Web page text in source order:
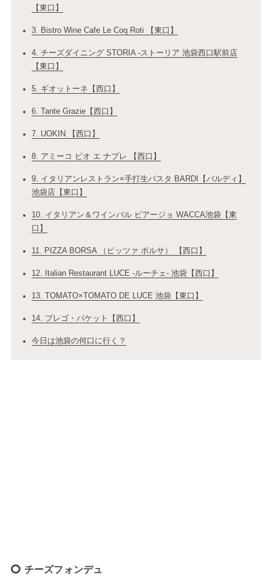
【東口】
3. Bistro Wine Cafe Le Coq Roti 【東口】
4. チーズダイニング STORIA ‐ストーリア 池袋西口駅前店
【東口】
5. ギオットーネ【西口】
6. Tante Grazie【西口】
7. UOKIN 【西口】
8. アミーコ ビオ エ ナプレ 【西口】
9. イタリアンレストラン×手打生パスタ BARDI【バルディ】
池袋店【東口】
10. イタリアン＆ワインバル ビアージョ WACCA池袋【東
口】
11. PIZZA BORSA （ピッツァ ボルサ） 【西口】
12. Italian Restaurant LUCE ‐ルーチェ‐ 池袋【西口】
13. TOMATO×TOMATO DE LUCE 池袋【東口】
14. プレゴ・パケット【西口】
今日は池袋の何口に行く？
チーズフォンデュ